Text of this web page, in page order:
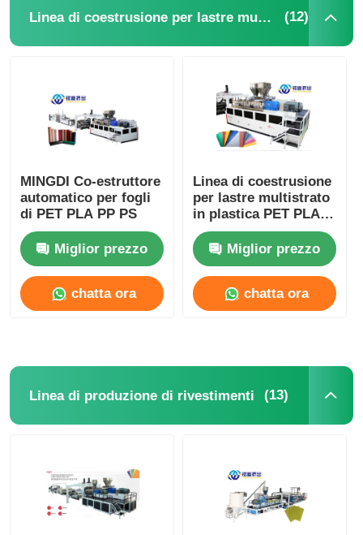
Linea di coestrusione per lastre multistrato (12)
MINGDI Co-estruttore
automatico per fogli
di PET PLA PP PS
Miglior prezzo
chatta ora
Linea di coestrusione
per lastre multistrato
in plastica PET PLA
PP PS 500-1400 kg/h
Miglior prezzo
chatta ora
Linea di produzione di rivestimenti (13)